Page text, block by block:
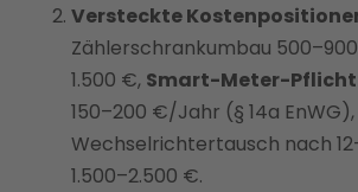
Versteckte
Zählerschrankumbau
1.500 €, Smart-Meter-Pflicht
150–200 €/Jahr (§ 14a EnWG),
Wechselrichtertausch nach
1.500–2.500 €.